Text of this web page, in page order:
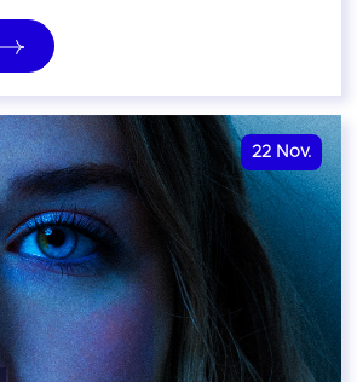
22 Nov.